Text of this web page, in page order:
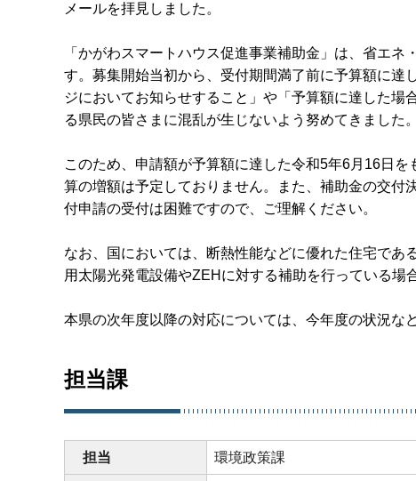
メールを拝見しました。
「かがわスマートハウス促進事業補助金」は、省エ
す。募集開始当初から、受付期間満了前に予算額に達
ジにおいてお知らせすること」や「予算額に達した
る県民の皆さまに混乱が生じないよう努めてきました。
このため、申請額が予算額に達した令和5年6月16日
算の増額は予定しておりません。また、補助金の交付
付申請の受付は困難ですので、ご理解ください。
なお、国においては、断熱性能などに優れた住宅で
用太陽光発電設備やZEHに対する補助を行っている場
本県の次年度以降の対応については、今年度の状況な
担当課
担当 環境政策課